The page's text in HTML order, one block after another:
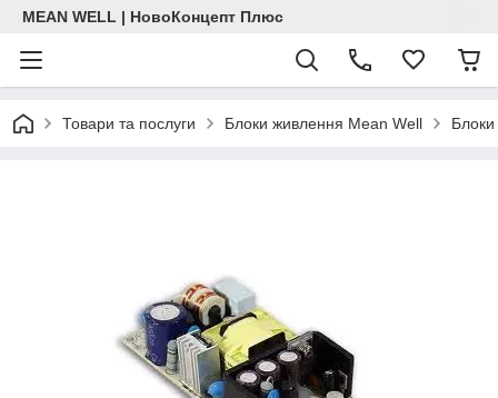
MEAN WELL | НовоКонцепт Плюс
Товари та послуги Блоки живлення Mean Well